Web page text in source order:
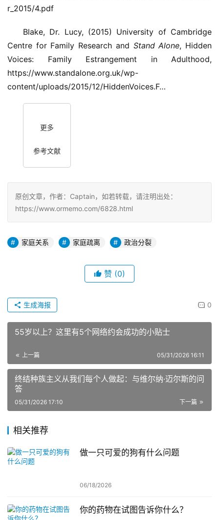
r_2015/4.pdf
Blake, Dr. Lucy, (2015) University of Cambridge
Centre for Family Research and Stand Alone, Hidden
Voices: Family Estrangement in Adulthood,
https://www.standalone.org.uk/wp-
content/uploads/2015/12/HiddenVoices.F…
更多
参考文献
原创文章，作者：Captain，如若转载，请注明出处：
https://www.ormemo.com/6828.html
家庭关系 家庭疏离 政治分裂
赞 (0)
0
生成海报
55岁以上？这里有5个网络约会成功的小贴士
上一篇 05/31/2026 16:11
终结种族主义从我们每个人做起：与维尔纳·迈尔斯的问
答
下一篇
05/31/2026 17:10
相关推荐
做一只可爱的狗有什么问题
06/18/2026
你的药物在试图告诉你什么？